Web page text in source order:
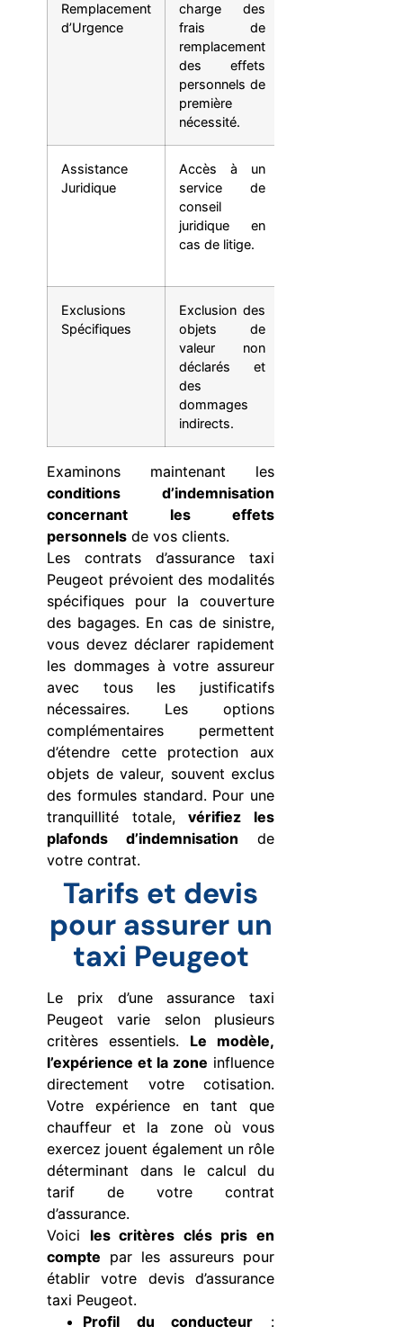
Remplacement
d’Urgence
charge des
frais de
remplacement
des effets
personnels de
première
nécessité.
Assistance
Juridique
Accès à un
service de
conseil
juridique en
cas de litige.
Exclusions
Spécifiques
Exclusion des
objets de
valeur non
déclarés et
des
dommages
indirects.
Examinons maintenant les
conditions d’indemnisation
concernant les effets
personnels de vos clients.
Les contrats d’assurance taxi
Peugeot prévoient des modalités
spécifiques pour la couverture
des bagages. En cas de sinistre,
vous devez déclarer rapidement
les dommages à votre assureur
avec tous les justificatifs
nécessaires. Les options
complémentaires permettent
d’étendre cette protection aux
objets de valeur, souvent exclus
des formules standard. Pour une
tranquillité totale,vérifiez les
plafonds d’indemnisation de
votre contrat.
Tarifs et devis
pour assurer un
taxi Peugeot
Le prix d’une assurance taxi
Peugeot varie selon plusieurs
critères essentiels. Le modèle,
l’expérience et la zone influence
directement votre cotisation.
Votre expérience en tant que
chauffeur et la zone où vous
exercez jouent également un rôle
déterminant dans le calcul du
tarif de votre contrat
d’assurance.
Voici les critères clés pris en
compte par les assureurs pour
établir votre devis d’assurance
taxi Peugeot.
Profil du conducteur :